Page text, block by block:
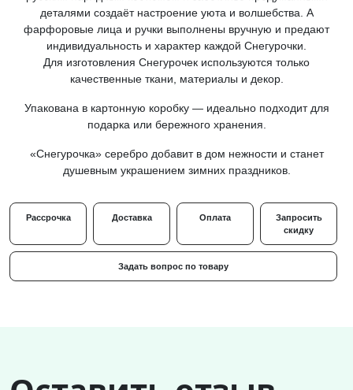
деталями создаёт настроение уюта и волшебства. А
фарфоровые лица и ручки выполнены вручную и предают
индивидуальность и характер каждой Снегурочки.
Для изготовления Снегурочек используются только
качественные ткани, материалы и декор.
Упакована в картонную коробку — идеально подходит для
подарка или бережного хранения.
«Снегурочка» серебро добавит в дом нежности и станет
душевным украшением зимних праздников.
Рассрочка Доставка Оплата
Запросить
скидку
Задать вопрос по товару